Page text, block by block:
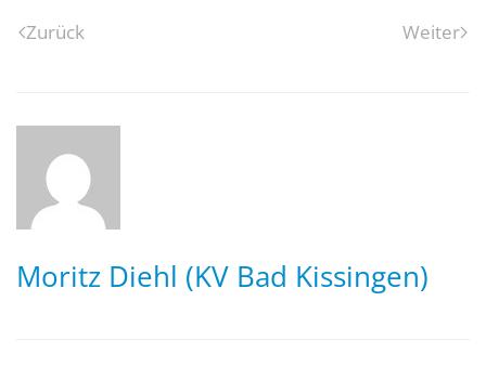
Zurück Weiter
Moritz Diehl (KV Bad Kissingen)